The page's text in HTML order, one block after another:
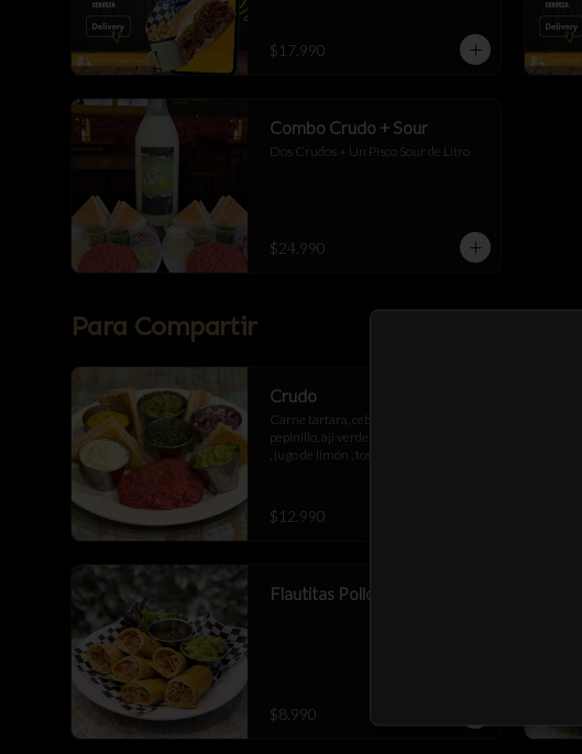
$17.990
Combo Crudo + Sour
Dos Crudos + Un Pisco Sour de Litro
$24.990
Para Compartir
Crudo
Carne tartara, cebolla morada ,
pepinillo, aji verde , mostaza , mayonesa
, jugo de limón , tostadas de pan
$12.990
Flautitas Pollo Bbq 6 Cortes
$8.990